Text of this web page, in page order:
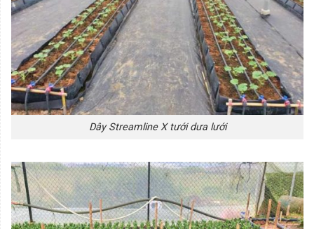
Dây Streamline X tưới dưa lưới